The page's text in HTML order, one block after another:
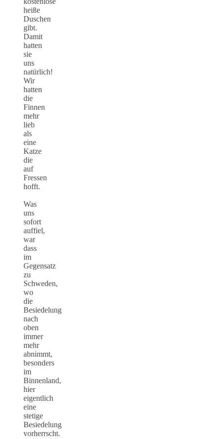
heiße
Duschen
gibt.
Damit
hatten
sie
uns
natürlich!
Wir
hatten
die
Finnen
mehr
lieb
als
eine
Katze
die
auf
Fressen
hofft.
Was
uns
sofort
auffiel,
war
dass
im
Gegensatz
zu
Schweden,
wo
die
Besiedelung
nach
oben
immer
mehr
abnimmt,
besonders
im
Binnenland,
hier
eigentlich
eine
stetige
Besiedelung
vorherrscht.